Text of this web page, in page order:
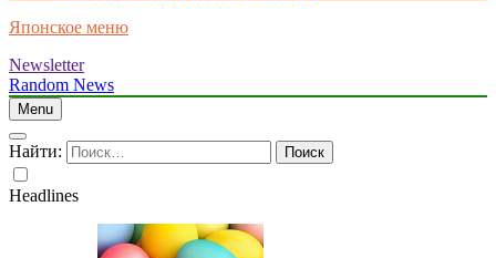
Японское меню
Newsletter
Random News
Menu
Найти:
Headlines